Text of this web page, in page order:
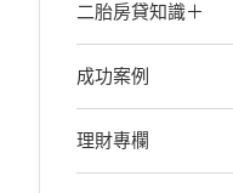
二胎房貸知識＋
成功案例
理財專欄